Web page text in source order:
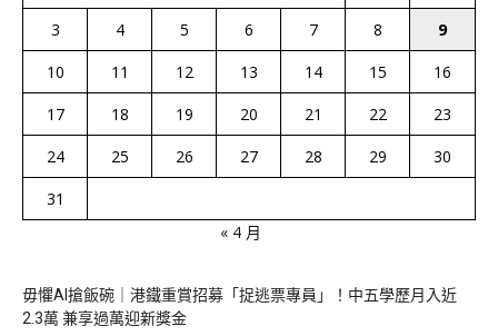
3
4 5 6 7 8
9
10
11 12 13 14 15
16
17
18 19 20 21 22
23
24
25 26 27 28 29
30
31
« 4 月
毋懼AI搶飯碗｜港鐵重賞招募「捉逃票專員」！中五學歷月入近
2.3萬 兼享過萬迎新獎金